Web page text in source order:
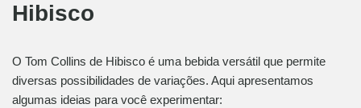
Hibisco
O Tom Collins de Hibisco é uma bebida versátil que permite
diversas possibilidades de variações. Aqui apresentamos
algumas ideias para você experimentar: